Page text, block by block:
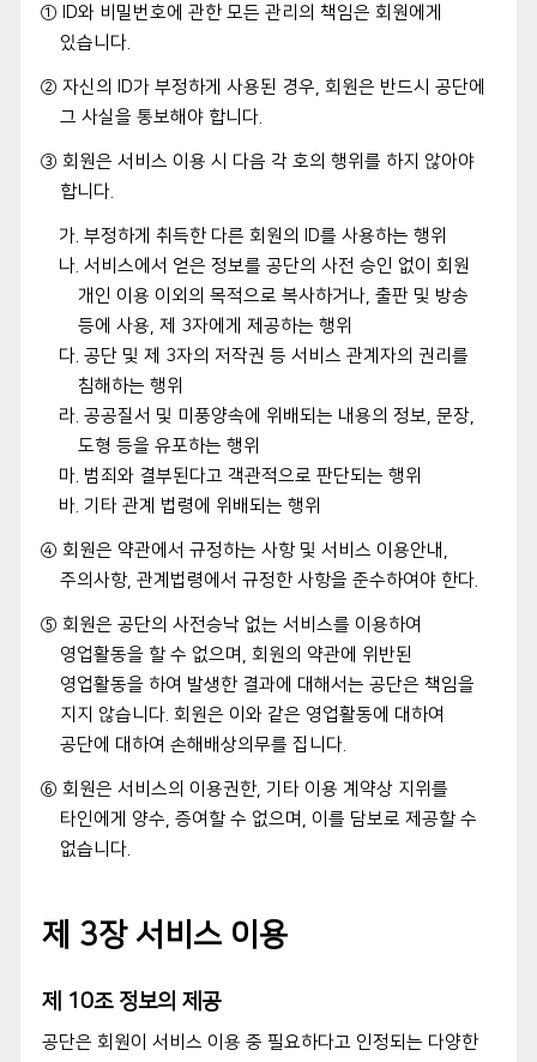
① ID와 비밀번호에 관한 모든 관리의 책임은 회원에게
있습니다.
② 자신의 ID가 부정하게 사용된 경우, 회원은 반드시 공단에
그 사실을 통보해야 합니다.
③ 회원은 서비스 이용 시 다음 각 호의 행위를 하지 않아야
합니다.
가. 부정하게 취득한 다른 회원의 ID를 사용하는 행위
나. 서비스에서 얻은 정보를 공단의 사전 승인 없이 회원
개인 이용 이외의 목적으로 복사하거나, 출판 및 방송
등에 사용, 제 3자에게 제공하는 행위
다. 공단 및 제 3자의 저작권 등 서비스 관계자의 권리를
침해하는 행위
라. 공공질서 및 미풍양속에 위배되는 내용의 정보, 문장,
도형 등을 유포하는 행위
마. 범죄와 결부된다고 객관적으로 판단되는 행위
바. 기타 관계 법령에 위배되는 행위
④ 회원은 약관에서 규정하는 사항 및 서비스 이용안내,
주의사항, 관계법령에서 규정한 사항을 준수하여야 한다.
⑤ 회원은 공단의 사전승낙 없는 서비스를 이용하여
영업활동을 할 수 없으며, 회원의 약관에 위반된
영업활동을 하여 발생한 결과에 대해서는 공단은 책임을
지지 않습니다. 회원은 이와 같은 영업활동에 대하여
공단에 대하여 손해배상의무를 집니다.
⑥ 회원은 서비스의 이용권한, 기타 이용 계약상 지위를
타인에게 양수, 증여할 수 없으며, 이를 담보로 제공할 수
없습니다.
제 3장 서비스 이용
제 10조 정보의 제공
공단은 회원이 서비스 이용 중 필요하다고 인정되는 다양한